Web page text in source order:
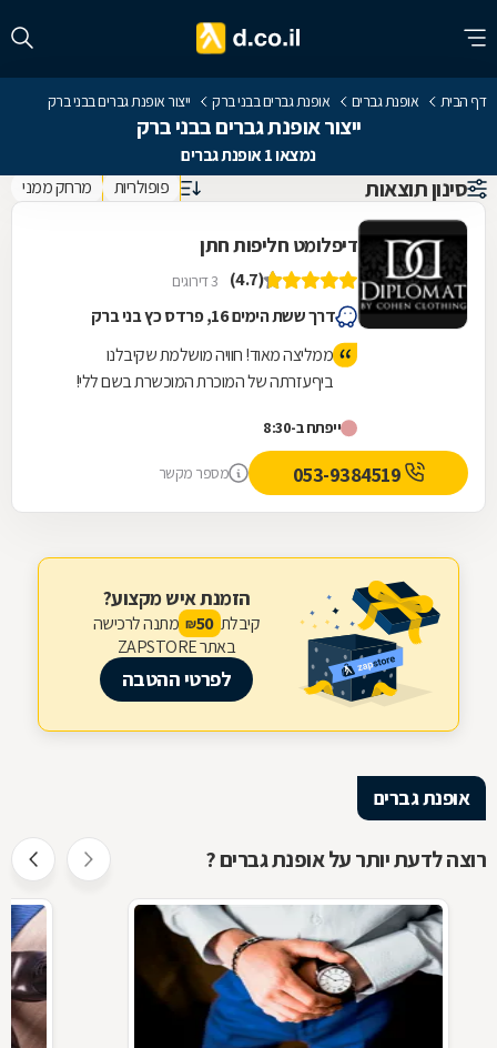
דף הבית אופנת גברים אופנת גברים בבני ברק ייצור אופנת גברים בבני ברק
ייצור אופנת גברים בבני ברק
נמצאו 1 אופנת גברים
סינון תוצאות פופולריות מרחק ממני
דיפלומט חליפות חתן
(4.7) 3 דירוגים
דרך ששת הימים 16, פרדס כץ בני ברק
ממליצה מאוד! חוויה מושלמת שקיבלנו
ביףעזרתה של המוכרת המוכשרת בשם ללי!
והמקצועיות! מחירים מעולים!
ייפתח ב-8:30
מספר מקשר
הזמנת איש מקצוע?
קיבלת 50
₪ מתנה לרכישה
באתר ZAPSTORE
לפרטי ההטבה
אופנת גברים
רוצה לדעת יותר על אופנת גברים ?